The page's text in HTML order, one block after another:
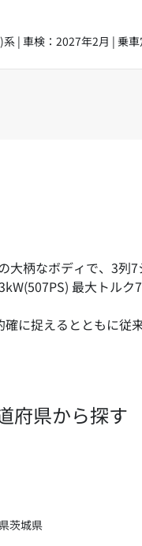
| 車検：2027年2月 | 乗
柄なボディで、3列7
最大トル
に捉えるとともに
府県から探す
茨城県